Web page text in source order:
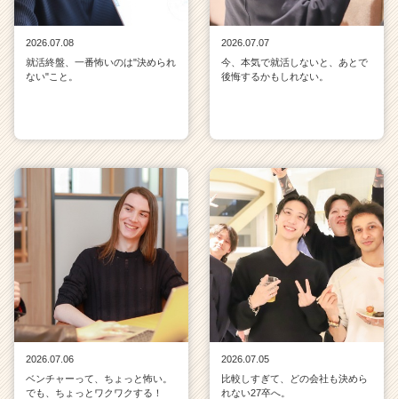
2026.07.08
就活終盤、一番怖いのは"決められ
ない"こと。
2026.07.07
今、本気で就活しないと、あとで
後悔するかもしれない。
2026.07.06
ベンチャーって、ちょっと怖い。
でも、ちょっとワクワクする！
2026.07.05
比較しすぎて、どの会社も決めら
れない27卒へ。